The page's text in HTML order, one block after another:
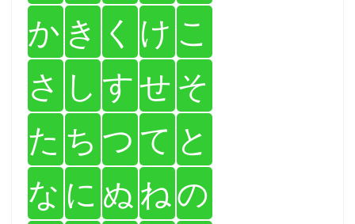
か き く け こ
さ し すせ そ
た ち つ て と
な に ぬ ねの